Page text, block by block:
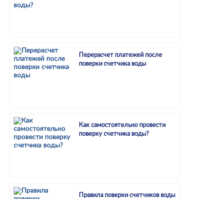
Перерасчет платежей после
поверки счетчика воды
Как самостоятельно провести
поверку счетчика воды?
Правила поверки счетчиков воды